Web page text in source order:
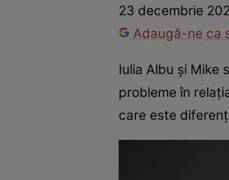
23 decembrie
Adaugă-ne ca
Iulia Albu și Mike
probleme în
care este